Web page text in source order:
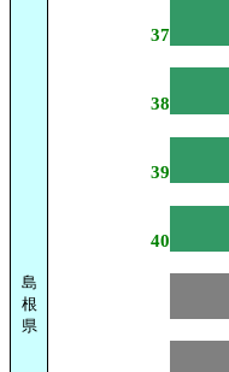
島
根
県
37
38
39
40